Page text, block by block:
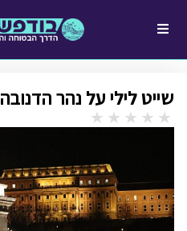
שייט לילי על נהר הדנובה